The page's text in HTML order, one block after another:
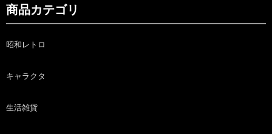
商品カテゴリ
昭和レトロ
キャラクタ
生活雑貨